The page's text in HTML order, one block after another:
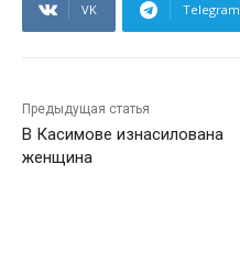
VK Telegram
Предыдущая статья
В Касимове изнасилована
женщина